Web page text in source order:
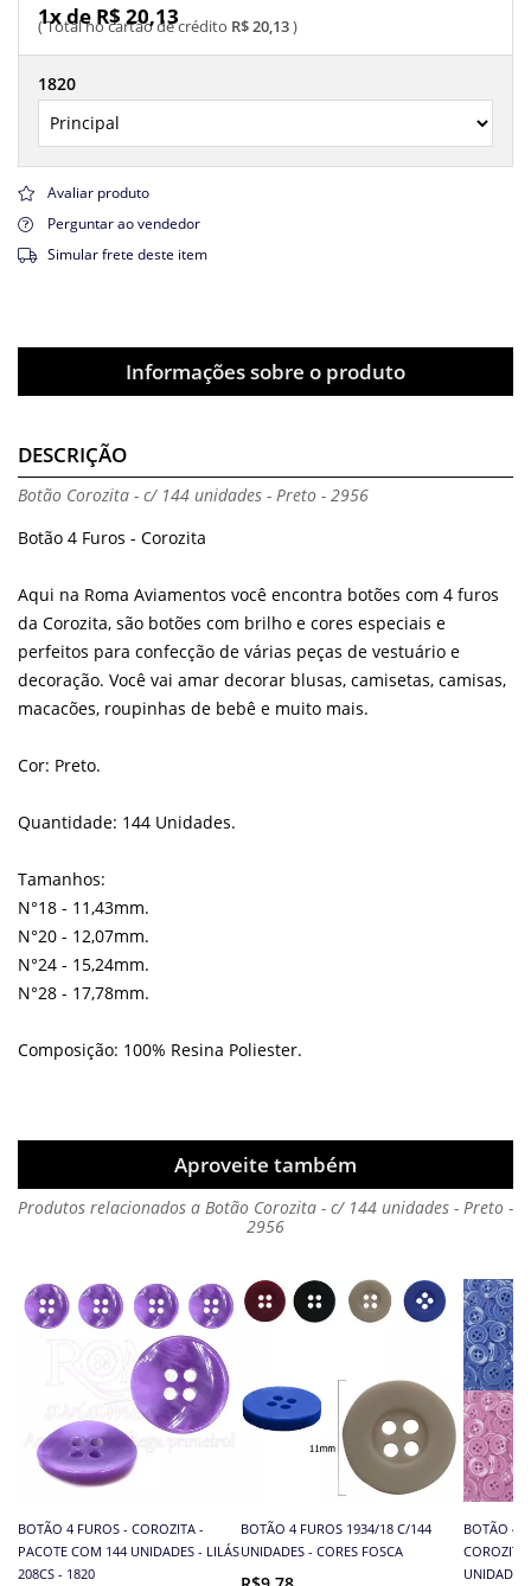
R$ 20,13
1x de R$ 20,13
1820
Avaliar produto
Perguntar ao vendedor
Simular frete deste item
Informações sobre o produto
DESCRIÇÃO
Botão Corozita - c/ 144 unidades - Preto - 2956
Botão 4 Furos - Corozita
Aqui na Roma Aviamentos você encontra botões com 4 furos
da Corozita, são botões com brilho e cores especiais e
perfeitos para confecção de várias peças de vestuário e
decoração. Você vai amar decorar blusas, camisetas, camisas,
macacões, roupinhas de bebê e muito mais.
Cor: Preto.
Quantidade: 144 Unidades.
Tamanhos:
N°18 - 11,43mm.
N°20 - 12,07mm.
N°24 - 15,24mm.
N°28 - 17,78mm.
Composição: 100% Resina Poliester.
Aproveite também
Produtos relacionados a Botão Corozita - c/ 144 unidades - Preto -
2956
BOTÃO 4 FUROS - COROZITA -
PACOTE COM 144 UNIDADES - LILÁS
208CS - 1820
BOTÃO 4 FUROS 1934/18 C/144
UNIDADES - CORES FOSCA
BOTÃO 4
UNIDADES